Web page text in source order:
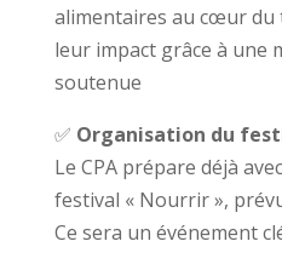
alimentaires au cœur
leur impact grâce à une
soutenue
✅ Organisation du
Le CPA prépare déjà
festival « Nourrir »,
Ce sera un événement